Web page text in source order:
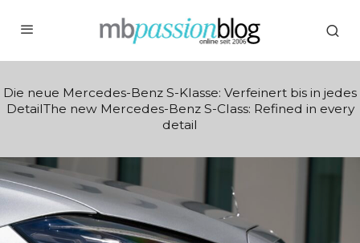
Die neue Mercedes-Benz S-Klasse: Verfeinert bis in jedes
DetailThe new Mercedes-Benz S-Class: Refined in every
detail